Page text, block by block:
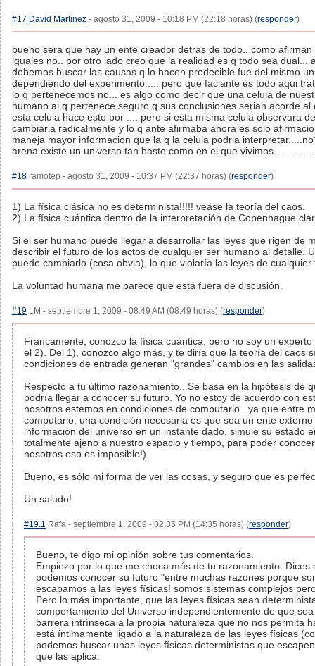
#17 David Martinez - agosto 31, 2009 - 10:18 PM (22:18 horas) (responder)
bueno sera que hay un ente creador detras de todo.. como
iguales no.. por otro lado creo que la realidad es q todo sea dual...
debemos buscar las causas q lo hacen predecible fue del mismo
dependiendo del experimento..... pero que faciante es todo aqui
lo q pertenecemos no... es algo como decir que una celula de
humano al q pertenece seguro q sus conclusiones serian acorde
esta celula hace esto por .... pero si esta misma celula observara
cambiaria radicalmente y lo q ante afirmaba ahora es solo
maneja mayor informacion que la q la celula podria
arena existe un universo tan basto como en el que
#18 ramotep - agosto 31, 2009 - 10:37 PM (22:37 horas) (responder)
1) La física clásica no es determinista!!!!! veáse la teoría del caos.
2) La física cuántica dentro de la interpretación de Copenhague
Si el ser humano puede llegar a desarrollar las leyes que rigen de
describir el futuro de los actos de cualquier ser humano al detalle.
puede cambiarlo (cosa obvia), lo que violaría las leyes de
La voluntad humana me parece que está fuera de discusión.
#19 LM - septiembre 1, 2009 - 08:49 AM (08:49 horas) (responder)
Francamente, conozco la física cuántica, pero no soy un
el 2). Del 1), conozco algo más, y te diría que la teoría del caos
condiciones de entrada generan "grandes" cambios en las
Respecto a tu último razonamiento...Se basa en la hipótesis de
podría llegar a conocer su futuro. Yo no estoy de acuerdo con
nosotros estemos en condiciones de computarlo...ya que entre
computarlo, una condición necesaria es que sea un ente
información del universo en un instante dado, simule su estado
totalmente ajeno a nuestro espacio y tiempo, para poder
nosotros eso es imposible!).
Bueno, es sólo mi forma de ver las cosas, y seguro que es
Un saludo!
#19.1 Rafa - septiembre 1, 2009 - 02:35 PM (14:35 horas) (responder)
Bueno, te digo mi opinión sobre tus comentarios.
Empiezo por lo que me choca más de tu razonamiento.
podemos conocer su futuro "entre muchas razones porque
escapamos a las leyes físicas! somos sistemas complejos
Pero lo más importante, que las leyes físicas sean
comportamiento del Universo independientemente de que
barrera intrínseca a la propia naturaleza que no nos permita
está íntimamente ligado a la naturaleza de las leyes físicas
podemos buscar unas leyes físicas deterministas que
que las aplica.